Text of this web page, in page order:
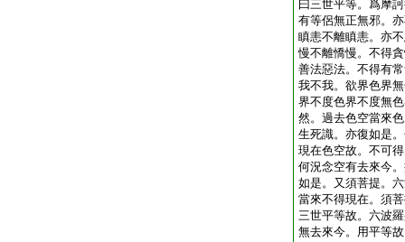
曰三世平等。爲摩
有等侶無正無邪。
瞋恚不離瞋恚。亦
慢不離憍慢。不得
善法惡法。不得有
我不我。欲界色界
界不度色界不度無
然。過去色空當來
生死識。亦復如是
現在色空故。不可
何況念空有去來今
如是。又須菩提。
當來不得現在。須
三世平等故。六波
無去來今。用平等